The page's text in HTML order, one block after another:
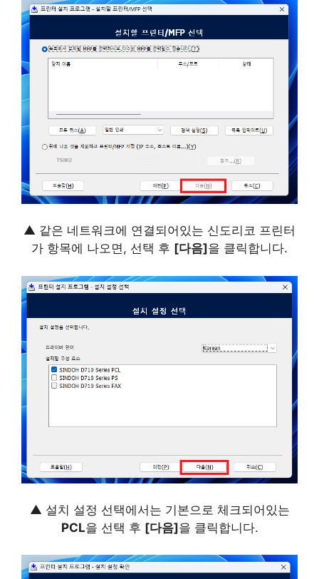
▲ 같은 네트워크에 연결되어있는 신도리코 프린터
가 항목에 나오면, 선택 후 [다음]을 클릭합니다.
▲ 설치 설정 선택에서는 기본으로 체크되어있는
PCL을 선택 후 [다음]을 클릭합니다.